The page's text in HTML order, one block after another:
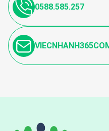
0588.585.257